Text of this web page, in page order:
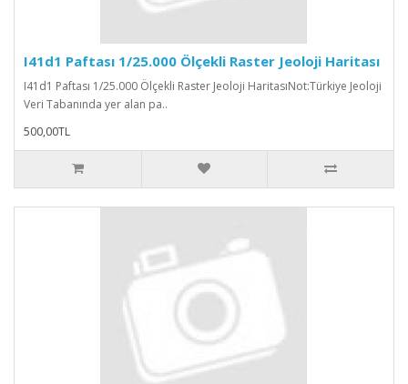
I41d1 Paftası 1/25.000 Ölçekli Raster Jeoloji Haritası
I41d1 Paftası 1/25.000 Ölçekli Raster Jeoloji HaritasıNot:Türkiye Jeoloji
Veri Tabanında yer alan pa..
500,00TL